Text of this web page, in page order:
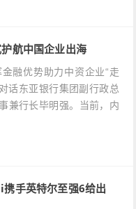
航中国企业出海
融优势助力中资企业“走
话东亚银行集团副行政总
兼行长毕明强。当前，内
手英特尔至强6给出